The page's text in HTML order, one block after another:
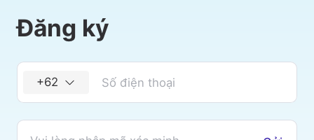
Đăng ký
+62